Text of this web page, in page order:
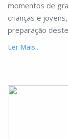
momentos de
crianças e
preparação
Ler Mais...